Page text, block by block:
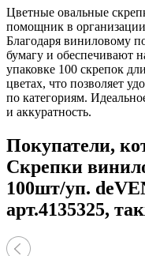
Цветные овальные
помощник в
Благодаря виниловому
бумагу и обеспечивают
упаковке 100 скрепок
цветах, что позволяет
по категориям.
и аккуратность.
Покупатели,
Скрепки
100шт/уп.
арт.4135325,